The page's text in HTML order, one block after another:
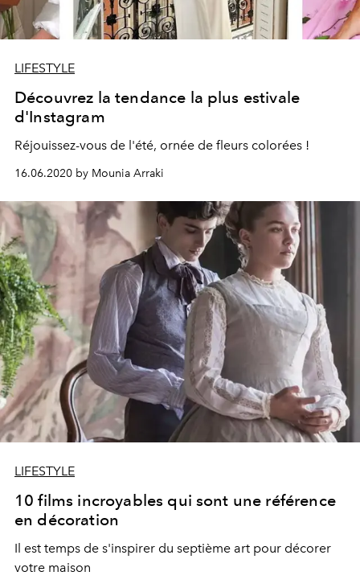
LIFESTYLE
Découvrez la tendance la plus estivale
d'Instagram
Réjouissez-vous de l'été, ornée de fleurs colorées !
16.06.2020 by Mounia Arraki
LIFESTYLE
10 films incroyables qui sont une référence
en décoration
Il est temps de s'inspirer du septième art pour décorer
votre maison